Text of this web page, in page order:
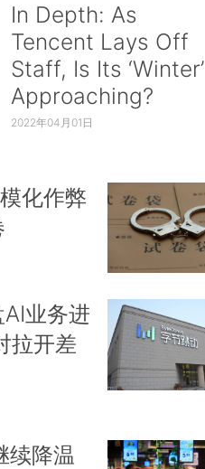
In Depth: As
Tencent Lays Off
Staff, Is Its ‘Winter’
Approaching?
2022年04月01日
化作弊
业务进
拉开差
续降温